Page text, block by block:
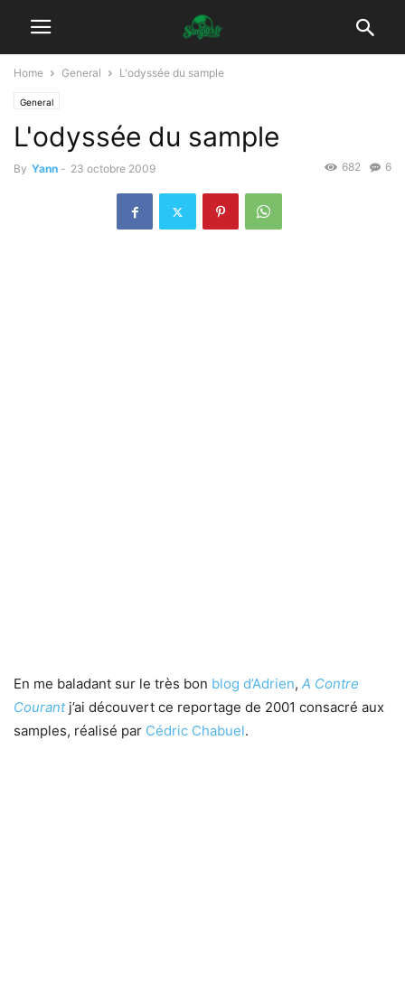
Home General L'odyssée du sample
General
L'odyssée du sample
By Yann - 23 octobre 2009 6
682
En me baladant sur le très bon blog d’Adrien, A Contre
Courantj’ai découvert ce reportage de 2001 consacré aux
samples, réalisé par Cédric Chabuel.